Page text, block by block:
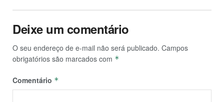
Deixe um comentário
O seu endereço de e-mail não será publicado. Campos
obrigatórios são marcados com *
Comentário *